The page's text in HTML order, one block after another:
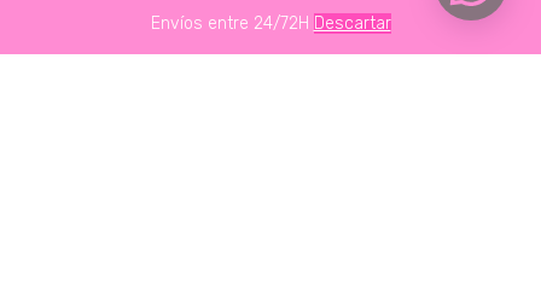
Envíos entre 24/72H Descartar